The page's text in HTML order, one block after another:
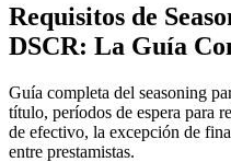
Requisitos de
DSCR: La Guía
Guía completa del seasoning
título, períodos de espera para
de efectivo, la excepción de
entre prestamistas.